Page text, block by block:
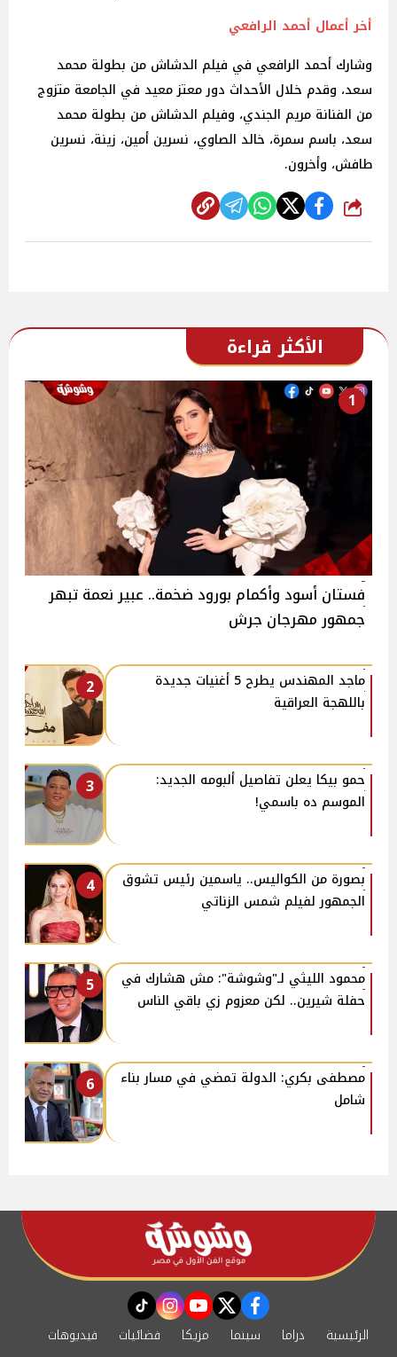
أخر أعمال أحمد الرافعي
وشارك أحمد الرافعي في فيلم الدشاش من بطولة محمد
سعد، وقدم خلال الأحداث دور معتز معيد في الجامعة متزوج
من الفنانة مريم الجندي، وفيلم الدشاش من بطولة محمد
سعد، باسم سمرة، خالد الصاوي، نسرين أمين، زينة، نسرين
طافش، وأخرون.
شارك
الأكثر قراءة
1
فستان أسود وأكمام بورود ضخمة.. عبير نعمة تبهر
جمهور مهرجان جرش
2
ماجد المهندس يطرح 5 أغنيات جديدة
باللهجة العراقية
3
حمو بيكا يعلن تفاصيل ألبومه الجديد:
الموسم ده باسمي!
4
بصورة من الكواليس.. ياسمين رئيس تشوق
الجمهور لفيلم شمس الزناتي
5
محمود الليثي لـ"وشوشة": مش هشارك في
حفلة شيرين.. لكن معزوم زي باقي الناس
6
مصطفى بكري: الدولة تمضي في مسار بناء
شامل
facebook
twitter
youtube
instagram
tiktok
الرئيسية دراما سينما مزيكا فضائيات
فيديوهات